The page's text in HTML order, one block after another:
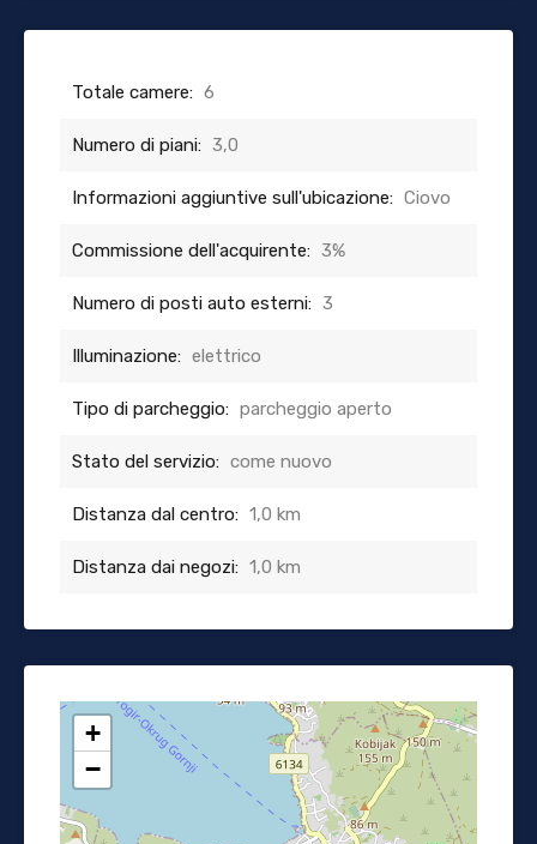
Totale camere: 6
Numero di piani: 3,0
Informazioni aggiuntive sull'ubicazione: Ciovo
Commissione dell'acquirente: 3%
Numero di posti auto esterni: 3
Illuminazione: elettrico
Tipo di parcheggio: parcheggio aperto
Stato del servizio: come nuovo
Distanza dal centro: 1,0 km
Distanza dai negozi: 1,0 km
+
−